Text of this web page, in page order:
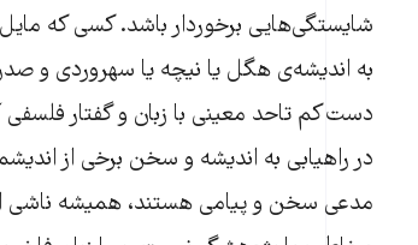
شایستگی‌هایی برخوردار باشد. کسی که
به اندیشه‌ی هگل یا نیچه یا سهروردی و
دست‌کم تاحد معینی با زبان و گفتار فلسفی
در راهیابی به اندیشه و سخن برخی از
مدعی سخن و پیامی هستند، همیشه ناشی از